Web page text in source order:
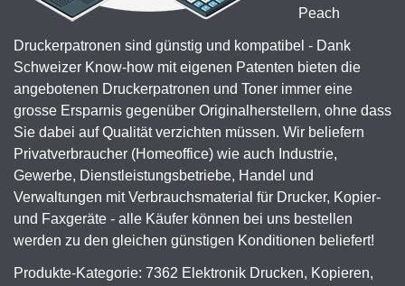
Peach
Druckerpatronen sind günstig und kompatibel - Dank
Schweizer Know-how mit eigenen Patenten bieten die
angebotenen Druckerpatronen und Toner immer eine
grosse Ersparnis gegenüber Originalherstellern, ohne dass
Sie dabei auf Qualität verzichten müssen. Wir beliefern
Privatverbraucher (Homeoffice) wie auch Industrie,
Gewerbe, Dienstleistungsbetriebe, Handel und
Verwaltungen mit Verbrauchsmaterial für Drucker, Kopier-
und Faxgeräte - alle Käufer können bei uns bestellen
werden zu den gleichen günstigen Konditionen beliefert!
Produkte-Kategorie: 7362 Elektronik Drucken, Kopieren,